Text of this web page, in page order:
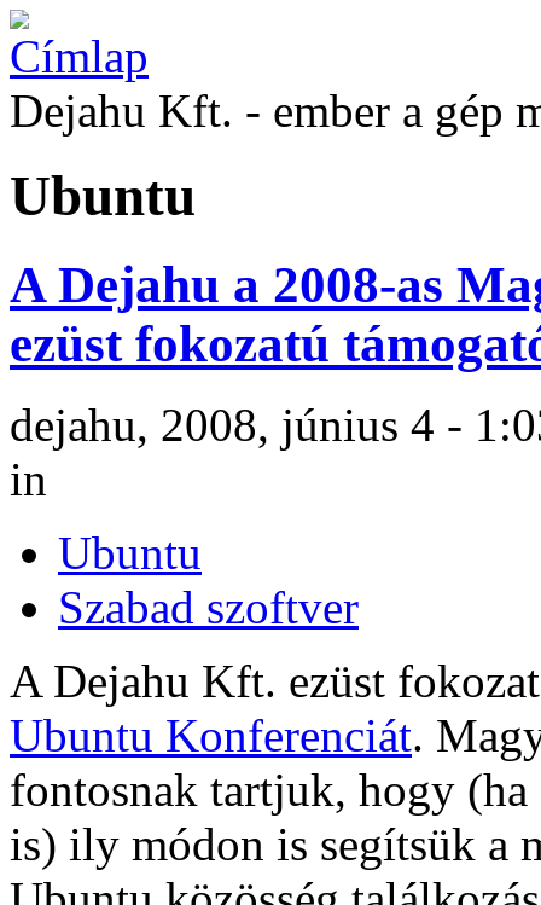
Dejahu Kft. - ember a gép
Ubuntu
A Dejahu a 2008-as
ezüst fokozatú
dejahu, 2008, június 4 -
in
Ubuntu
Szabad szoftver
A Dejahu Kft. ezüst
Ubuntu Konferenciát.
fontosnak tartjuk, hogy (ha
is) ily módon is segítsük a